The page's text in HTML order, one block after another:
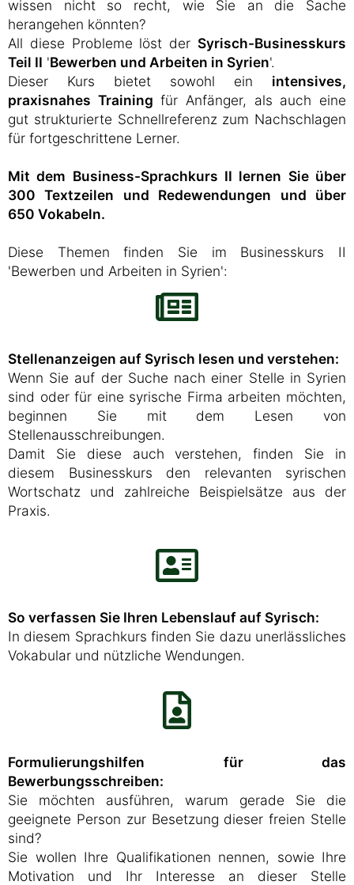
wissen nicht so recht, wie Sie an die Sache
herangehen könnten?
All diese Probleme löst der Syrisch-Businesskurs
Teil II 'Bewerben und Arbeiten in Syrien'.
Dieser Kurs bietet sowohl ein intensives,
praxisnahes Training für Anfänger, als auch eine
gut strukturierte Schnellreferenz zum Nachschlagen
für fortgeschrittene Lerner.
Mit dem Business-Sprachkurs II lernen Sie über
300 Textzeilen und Redewendungen und über
650 Vokabeln.
Diese Themen finden Sie im Businesskurs II
'Bewerben und Arbeiten in Syrien':
Stellenanzeigen auf Syrisch lesen und verstehen:
Wenn Sie auf der Suche nach einer Stelle in Syrien
sind oder für eine syrische Firma arbeiten möchten,
beginnen Sie mit dem Lesen von
Stellenausschreibungen.
Damit Sie diese auch verstehen, finden Sie in
diesem Businesskurs den relevanten syrischen
Wortschatz und zahlreiche Beispielsätze aus der
Praxis.
So verfassen Sie Ihren Lebenslauf auf Syrisch:
In diesem Sprachkurs finden Sie dazu unerlässliches
Vokabular und nützliche Wendungen.
Formulierungshilfen für das
Bewerbungsschreiben:
Sie möchten ausführen, warum gerade Sie die
geeignete Person zur Besetzung dieser freien Stelle
sind?
Sie wollen Ihre Qualifikationen nennen, sowie Ihre
Motivation und Ihr Interesse an dieser Stelle